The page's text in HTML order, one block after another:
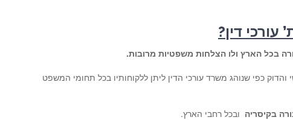
עורכי דין?
בכל הארץ ולו הצלחות משפטיות מרובות.
כפי שנוהג משרד עורכי הדין ליתן ללקוחותיו בכל תחומי המשפט
בקיסריה ובכל רחבי הארץ.